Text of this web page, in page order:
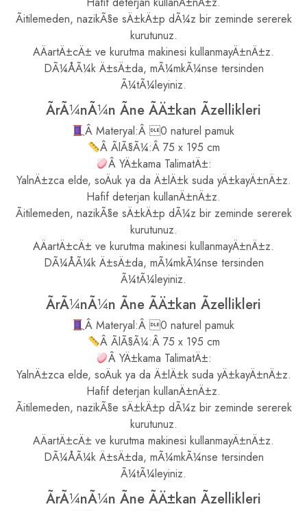
Ãitilemeden, nazikÃ§e sÄ±kÄ±p dÃ¼z bir zeminde sererek
kurutunuz.
AÄartÄ±cÄ± ve kurutma makinesi kullanmayÄ±nÄ±z.
DÃ¼ÅÃ¼k Ä±sÄ±da, mÃ¼mkÃ¼nse tersinden
Ã¼tÃ¼leyiniz.
ÃrÃ¼nÃ¼n Ãne ÃÄ±kan Ãzellikleri
Â Materyal:Â 0 naturel pamuk
Â ÃlÃ§Ã¼:Â 75 x 195 cm
Â YÄ±kama TalimatÄ±:
YalnÄ±zca elde, soÄuk ya da Ä±lÄ±k suda yÄ±kayÄ±nÄ±z.
Hafif deterjan kullanÄ±nÄ±z.
Ãitilemeden, nazikÃ§e sÄ±kÄ±p dÃ¼z bir zeminde sererek
kurutunuz.
AÄartÄ±cÄ± ve kurutma makinesi kullanmayÄ±nÄ±z.
DÃ¼ÅÃ¼k Ä±sÄ±da, mÃ¼mkÃ¼nse tersinden
Ã¼tÃ¼leyiniz.
ÃrÃ¼nÃ¼n Ãne ÃÄ±kan Ãzellikleri
Â Materyal:Â 0 naturel pamuk
Â ÃlÃ§Ã¼:Â 75 x 195 cm
Â YÄ±kama TalimatÄ±:
YalnÄ±zca elde, soÄuk ya da Ä±lÄ±k suda yÄ±kayÄ±nÄ±z.
Hafif deterjan kullanÄ±nÄ±z.
Ãitilemeden, nazikÃ§e sÄ±kÄ±p dÃ¼z bir zeminde sererek
kurutunuz.
AÄartÄ±cÄ± ve kurutma makinesi kullanmayÄ±nÄ±z.
DÃ¼ÅÃ¼k Ä±sÄ±da, mÃ¼mkÃ¼nse tersinden
Ã¼tÃ¼leyiniz.
ÃrÃ¼nÃ¼n Ãne ÃÄ±kan Ãzellikleri